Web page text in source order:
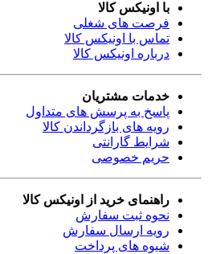
با اونیکس کالا
فرصت های شغلی
تماس با اونیکس کالا
درباره اونیکس کالا
خدمات مشتریان
پاسخ به پرسش های متداول
رویه های بازگرداندن کالا
شرایط گارانتی
حریم خصوصی
راهنمای خرید از اونیکس کالا
نحوه ثبت سفارش
رویه ارسال سفارش
شیوه های پرداخت